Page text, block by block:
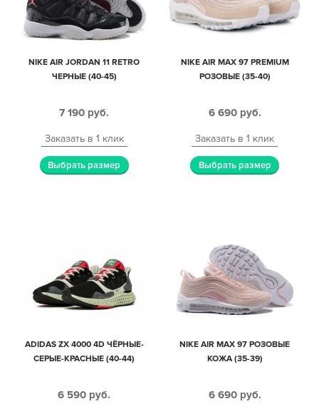
NIKE AIR JORDAN 11 RETRO
ЧЕРНЫЕ (40-45)
7 190 руб.
Заказать в 1 клик
Выбрать размер
NIKE AIR MAX 97 PREMIUM
РОЗОВЫЕ (35-40)
6 690 руб.
Заказать в 1 клик
Выбрать размер
ADIDAS ZX 4000 4D ЧЁРНЫЕ-
СЕРЫЕ-КРАСНЫЕ (40-44)
6 590 руб.
NIKE AIR MAX 97 РОЗОВЫЕ
КОЖА (35-39)
6 690 руб.